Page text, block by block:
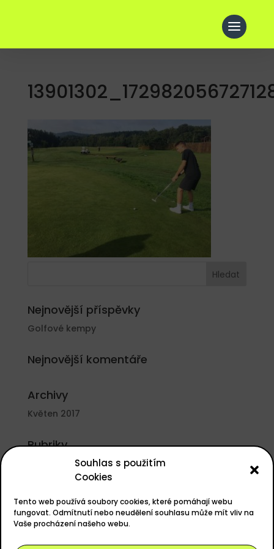
Souhlas s použitím
Cookies
Tento web používá soubory cookies, které pomáhají webu
fungovat. Odmítnutí nebo neudělení souhlasu může mít vliv na
Vaše procházení našeho webu.
Nejnovější příspěvky
Golfové kempy
Nejnovější komentáře
Archivy
Květen 2017
Rubriky
Nezařazené
Základní informace
Přihlásit se
Zdroj kanálů (příspěvky)